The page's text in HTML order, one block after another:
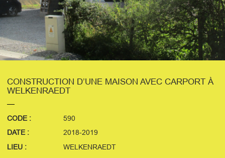
CONSTRUCTION D’UNE MAISON AVEC CARPORT À
WELKENRAEDT
CODE :
590
DATE :
2018-2019
LIEU :
WELKENRAEDT